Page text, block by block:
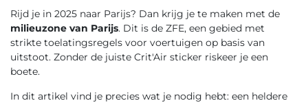
Rijd je in 2025 naar Parijs? Dan krijg je te maken met de
milieuzone van Parijs. Dit is de ZFE, een gebied met
strikte toelatingsregels voor voertuigen op basis van
uitstoot. Zonder de juiste Crit'Air sticker riskeer je een
boete.
In dit artikel vind je precies wat je nodig hebt: een heldere